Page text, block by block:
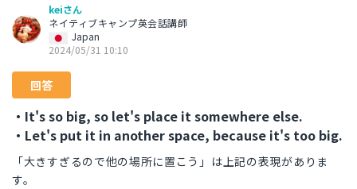
keiさん
ネイティブキャンプ英会話講師
Japan
2024/05/31 10:10
回答
・It's so big, so let's place it somewhere else.
・Let's put it in another space, because it's too big.
「大きすぎるので他の場所に置こう」は上記の表現がありま
す。